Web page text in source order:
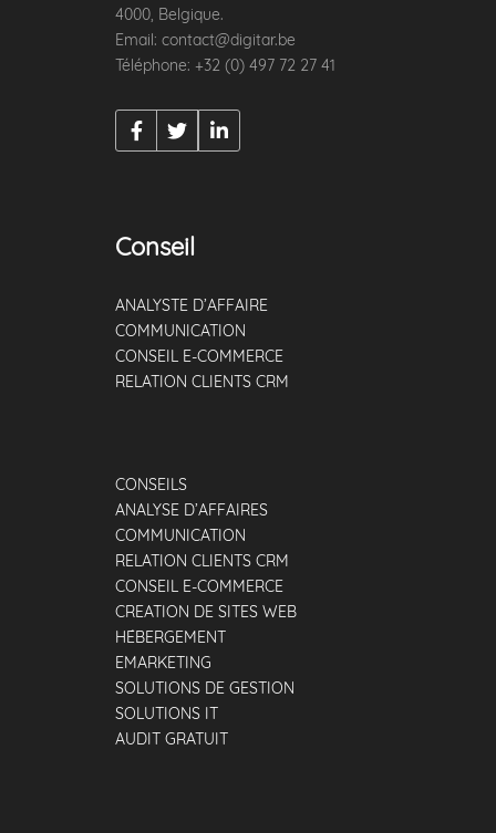
4000, Belgique.
Email: contact@digitar.be
Téléphone: +32 (0) 497 72 27 41
Conseil
ANALYSTE D’AFFAIRE
COMMUNICATION
CONSEIL E-COMMERCE
RELATION CLIENTS CRM
CONSEILS
ANALYSE D’AFFAIRES
COMMUNICATION
RELATION CLIENTS CRM
CONSEIL E-COMMERCE
CREATION DE SITES WEB
HÉBERGEMENT
EMARKETING
SOLUTIONS DE GESTION
SOLUTIONS IT
AUDIT GRATUIT